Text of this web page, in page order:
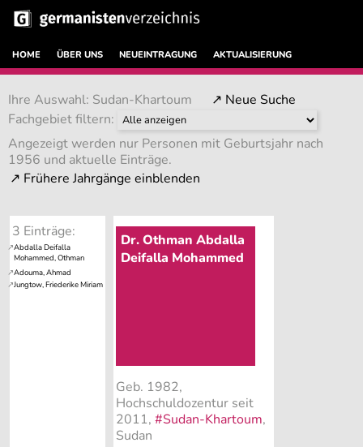
HOME ÜBER UNS NEUEINTRAGUNG AKTUALISIERUNG
Ihre Auswahl: Sudan-Khartoum
↗ Neue Suche
Fachgebiet filtern:
Angezeigt werden nur Personen mit Geburtsjahr nach
1956 und aktuelle Einträge.
3 Einträge:
Dr. Othman Abdalla
Deifalla Mohammed
Geb. 1982,
Hochschuldozentur seit
2011, #Sudan-Khartoum,
Sudan